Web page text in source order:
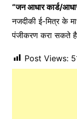
“जन आधार कार्ड/
नजदीकी ई-मित्र के
पंजीकरण करा सकते
Post Views: